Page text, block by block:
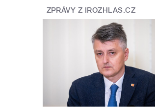
ZPRÁVY Z IROZHLAS.CZ